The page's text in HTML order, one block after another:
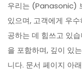
우리는 (Panasonic)
있으며, 고객에게 우
공하는 데 힘쓰고 있
을 포함하며, 깊이 있
니다. 문서 페이지 아